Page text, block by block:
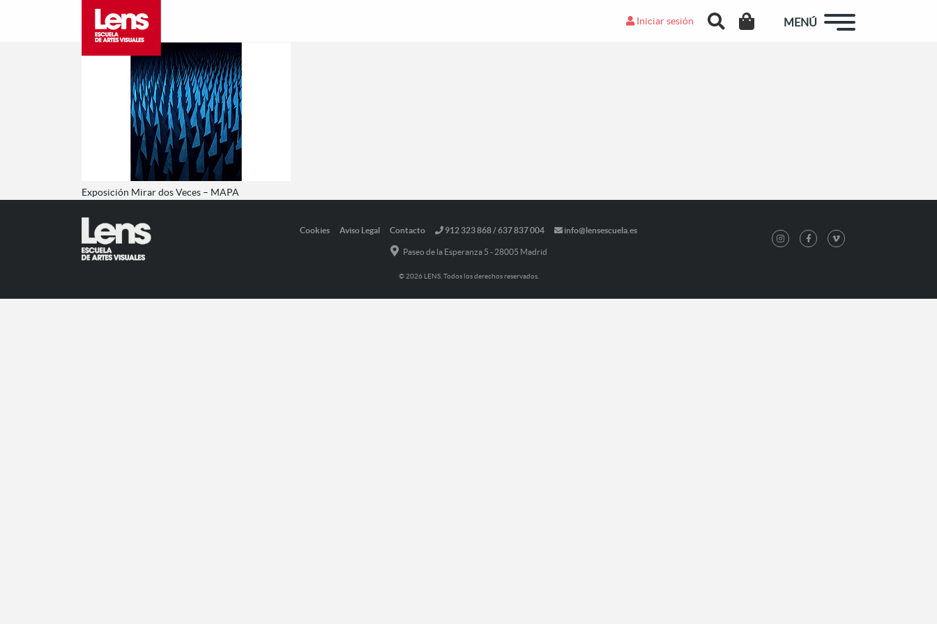
Iniciar sesión MENÚ
Exposición Mirar dos Veces – MAPA
Cookies Aviso Legal Contacto 912 323 868 / 637 837 004 info@lensescuela.es
Paseo de la Esperanza 5 - 28005 Madrid
© 2026 LENS. Todos los derechos reservados.